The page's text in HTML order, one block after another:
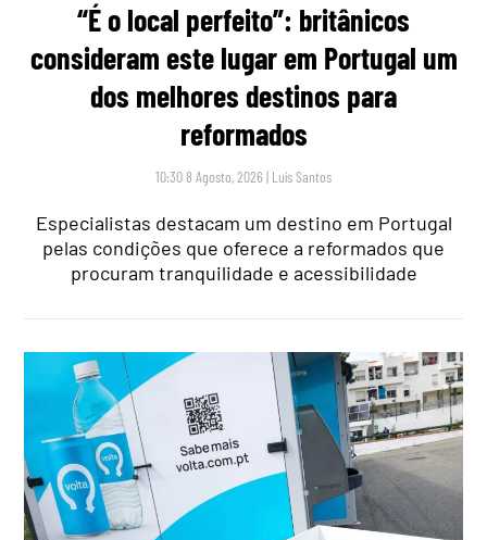
“É o local perfeito”: britânicos
consideram este lugar em Portugal um
dos melhores destinos para
reformados
10:30 8 Agosto, 2026 | Luís Santos
Especialistas destacam um destino em Portugal
pelas condições que oferece a reformados que
procuram tranquilidade e acessibilidade